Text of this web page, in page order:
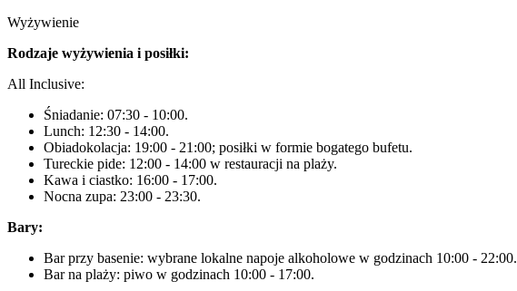
Wyżywienie
Rodzaje wyżywienia i posiłki:
All Inclusive:
Śniadanie: 07:30 - 10:00.
Lunch: 12:30 - 14:00.
Obiadokolacja: 19:00 - 21:00; posiłki w formie bogatego bufetu.
Tureckie pide: 12:00 - 14:00 w restauracji na plaży.
Kawa i ciastko: 16:00 - 17:00.
Nocna zupa: 23:00 - 23:30.
Bary:
Bar przy basenie: wybrane lokalne napoje alkoholowe w godzinach 10:00 - 22:00.
Bar na plaży: piwo w godzinach 10:00 - 17:00.